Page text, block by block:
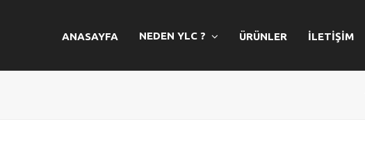
ANASAYFA NEDEN YLC ? ÜRÜNLER İLETİŞİM